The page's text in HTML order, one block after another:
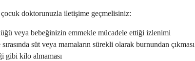
doktorunuzla iletişime geçmelisiniz:
veya bebeğinizin emmekle mücadele ettiği izlenimi
süt veya mamaların sürekli olarak burnundan çıkması
gibi kilo almaması